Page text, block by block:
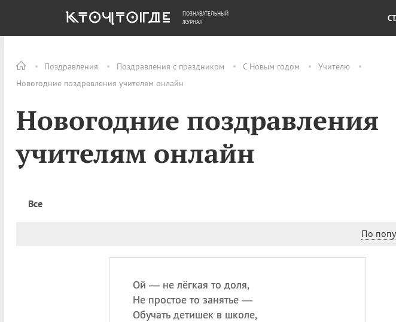
Поздравления Поздравления с праздником С Новым годом
Учителю
Новогодние поздравления учителям онлайн
Новогодние поздравления
учителям онлайн
Все
По
Ой — не лёгкая то доля,
Не простое то занятье —
Обучать детишек в школе,
ОБЩЕСТВО ДЕНЬГИ
ПОЗНАВАТЕЛЬНЫЙ
ЖУРНАЛ